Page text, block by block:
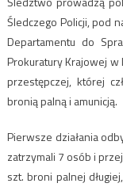
Śledczego Policji, pod
Departamentu do
Prokuratury Krajowej
przestępczej, której
bronią palną i amunicją.
Pierwsze działania
zatrzymali 7 osób i
szt. broni palnej